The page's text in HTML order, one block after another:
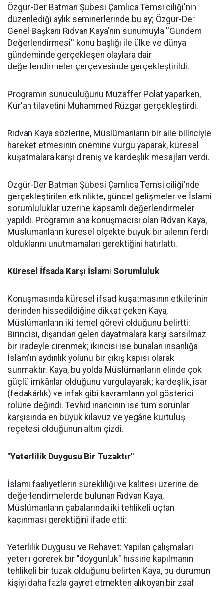
​Özgür-Der Batman Şubesi Çamlıca Temsilciliği'nin
düzenlediği aylık seminerlerinde bu ay; Özgür-Der
Genel Başkanı Rıdvan Kaya'nın sunumuyla ''Gündem
Değerlendirmesi'' konu başlığı ile ülke ve dünya
gündeminde gerçekleşen olaylara dair
değerlendirmeler çerçevesinde gerçekleştirildi.
Programın sunuculuğunu Muzaffer Polat yaparken,
Kur'an tilavetini Muhammed Rüzgar gerçekleştirdi.
Rıdvan Kaya sözlerine, Müslümanların bir aile bilinciyle
hareket etmesinin önemine vurgu yaparak, küresel
kuşatmalara karşı direniş ve kardeşlik mesajları verdi.
Özgür-Der Batman Şubesi Çamlıca Temsilciliği’nde
gerçekleştirilen etkinlikte, güncel gelişmeler ve İslami
sorumluluklar üzerine kapsamlı değerlendirmeler
yapıldı. Programın ana konuşmacısı olan Rıdvan Kaya,
Müslümanların küresel ölçekte büyük bir ailenin ferdi
olduklarını unutmamaları gerektiğini hatırlattı.
Küresel İfsada Karşı İslami Sorumluluk
Konuşmasında küresel ifsad kuşatmasının etkilerinin
derinden hissedildiğine dikkat çeken Kaya,
Müslümanların iki temel görevi olduğunu belirtti:
Birincisi, dışarıdan gelen dayatmalara karşı sarsılmaz
bir iradeyle direnmek; ikincisi ise bunalan insanlığa
İslam'ın aydınlık yolunu bir çıkış kapısı olarak
sunmaktır. Kaya, bu yolda Müslümanların elinde çok
güçlü imkânlar olduğunu vurgulayarak; kardeşlik, isar
(fedakârlık) ve infak gibi kavramların yol gösterici
rolüne değindi. Tevhid inancının ise tüm sorunlar
karşısında en büyük kılavuz ve yegâne kurtuluş
reçetesi olduğunun altını çizdi.
"Yeterlilik Duygusu Bir Tuzaktır"
İslami faaliyetlerin sürekliliği ve kalitesi üzerine de
değerlendirmelerde bulunan Rıdvan Kaya,
Müslümanların çabalarında iki tehlikeli uçtan
kaçınması gerektiğini ifade etti:
Yeterlilik Duygusu ve Rehavet: Yapılan çalışmaları
yeterli görerek bir "doygunluk" hissine kapılmanın
tehlikeli bir tuzak olduğunu belirten Kaya, bu durumun
kişiyi daha fazla gayret etmekten alıkoyan bir zaaf